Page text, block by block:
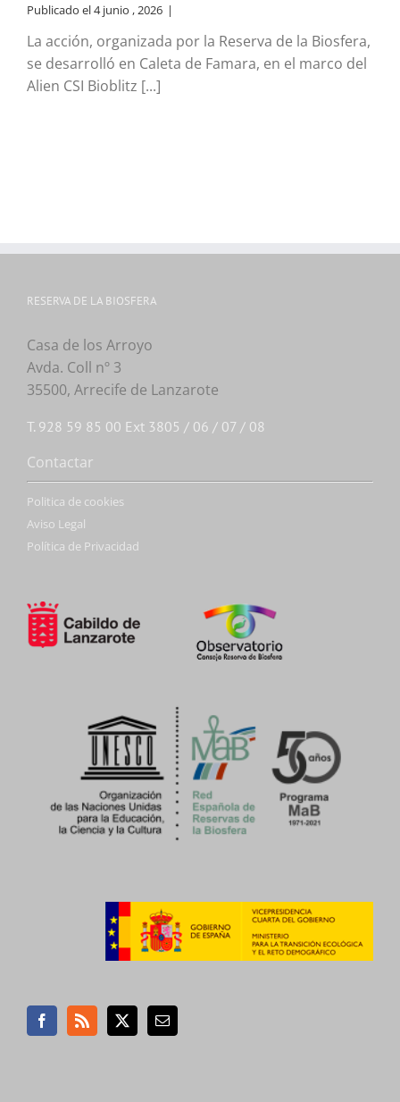
Publicado el 4 junio , 2026 |
La acción, organizada por la Reserva de la Biosfera,
se desarrolló en Caleta de Famara, en el marco del
Alien CSI Bioblitz [...]
RESERVA DE LA BIOSFERA
Casa de los Arroyo
Avda. Coll nº 3
35500, Arrecife de Lanzarote
T. 928 59 85 00 Ext 3805 / 06 / 07 / 08
Contactar
Politica de cookies
Aviso Legal
Política de Privacidad